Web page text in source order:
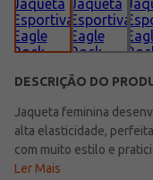
DESCRIÇÃO DO
Jaqueta feminina
alta elasticidade,
com muito estilo e
abertura para o polegar
Ler Mais